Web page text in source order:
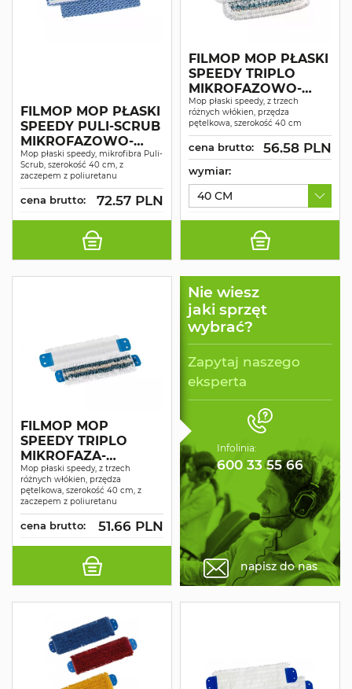
FILMOP MOP PŁASKI
SPEEDY PULI-SCRUB
MIKROFAZOWO-
POLIPROPYLENOWY
40CM
Mop płaski speedy, mikrofibra Puli-
Scrub, szerokość 40 cm, z
zaczepem z poliuretanu
cena brutto: 72.57 PLN
FILMOP MOP PŁASKI
SPEEDY TRIPLO
MIKROFAZOWO-
BAWEŁNIANO-
POLIESTROWY
PĘTELKOWY
Mop płaski speedy, z trzech
różnych włókien, przędza
pętelkowa, szerokość 40 cm
cena brutto: 56.58 PLN
wymiar:
40 CM
FILMOP MOP
SPEEDY TRIPLO
MIKROFAZA-
BAWEŁNA-
POLIESTER
PĘTELKOWY CIĘTY
ZACZEP
POLIURETANOWY
40CM
Mop płaski speedy, z trzech
różnych włókien, przędza
pętelkowa, szerokość 40 cm, z
zaczepem z poliuretanu
cena brutto: 51.66 PLN
Nie wiesz
jaki sprzęt
wybrać?
Zapytaj naszego
eksperta
Infolinia:
600 33 55 66
napisz do nas